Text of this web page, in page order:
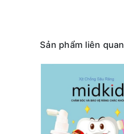
Sản phẩm liên quan